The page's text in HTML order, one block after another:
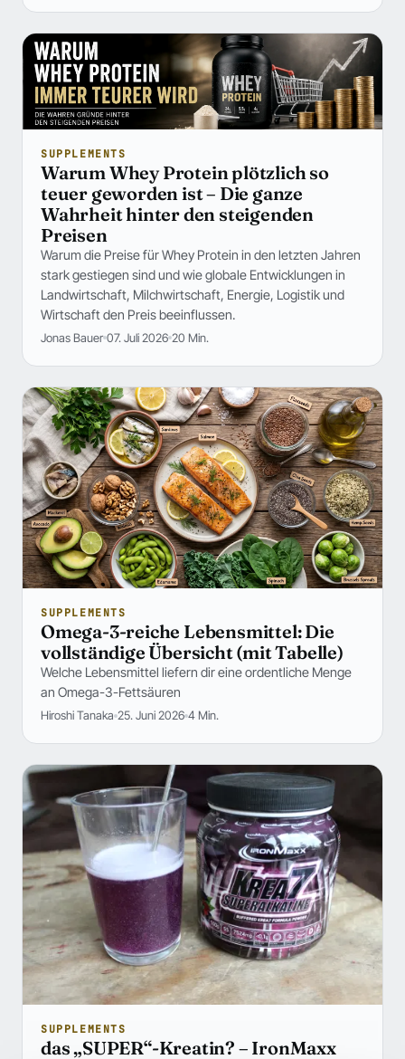
SUPPLEMENTS
Warum Whey Protein plötzlich so
teuer geworden ist – Die ganze
Wahrheit hinter den steigenden
Preisen
Warum die Preise für Whey Protein in den letzten Jahren
stark gestiegen sind und wie globale Entwicklungen in
Landwirtschaft, Milchwirtschaft, Energie, Logistik und
Wirtschaft den Preis beeinflussen.
Jonas Bauer 07. Juli 2026 20 Min.
SUPPLEMENTS
Omega-3-reiche Lebensmittel: Die
vollständige Übersicht (mit Tabelle)
Welche Lebensmittel liefern dir eine ordentliche Menge
an Omega-3-Fettsäuren
Hiroshi Tanaka 25. Juni 2026 4 Min.
SUPPLEMENTS
das „SUPER“-Kreatin? – IronMaxx